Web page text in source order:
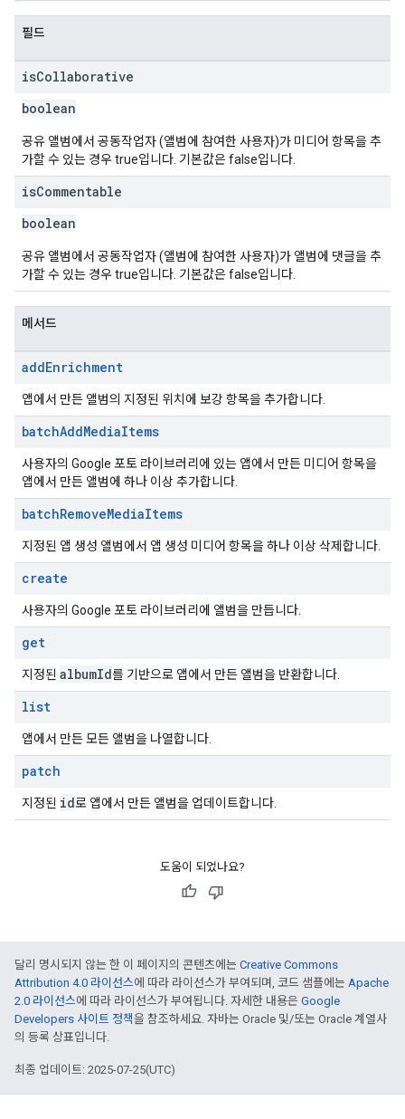
필드
isCollaborative
boolean
공유 앨범에서 공동작업자 (앨범에 참여한 사용자)가 미디어 항목을 추
가할 수 있는 경우 true입니다. 기본값은 false입니다.
isCommentable
boolean
공유 앨범에서 공동작업자 (앨범에 참여한 사용자)가 앨범에 댓글을 추
가할 수 있는 경우 true입니다. 기본값은 false입니다.
메서드
addEnrichment
앱에서 만든 앨범의 지정된 위치에 보강 항목을 추가합니다.
batchAddMediaItems
사용자의 Google 포토 라이브러리에 있는 앱에서 만든 미디어 항목을
앱에서 만든 앨범에 하나 이상 추가합니다.
batchRemoveMediaItems
지정된 앱 생성 앨범에서 앱 생성 미디어 항목을 하나 이상 삭제합니다.
create
사용자의 Google 포토 라이브러리에 앨범을 만듭니다.
get
지정된 albumId를 기반으로 앱에서 만든 앨범을 반환합니다.
list
앱에서 만든 모든 앨범을 나열합니다.
patch
지정된 id로 앱에서 만든 앨범을 업데이트합니다.
도움이 되었나요?
달리 명시되지 않는 한 이 페이지의 콘텐츠에는 Creative Commons
Attribution 4.0 라이선스에 따라 라이선스가 부여되며, 코드 샘플에는 Apache
2.0 라이선스에 따라 라이선스가 부여됩니다. 자세한 내용은 Google
Developers 사이트 정책을 참조하세요. 자바는 Oracle 및/또는 Oracle 계열사
의 등록 상표입니다.
최종 업데이트: 2025-07-25(UTC)